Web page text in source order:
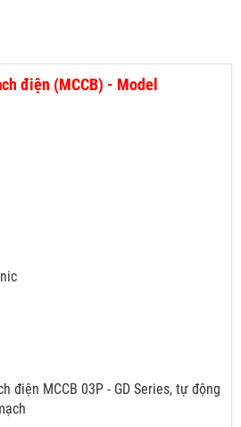
điện (MCCB) - Model
điện MCCB 03P - GD Series, tự động